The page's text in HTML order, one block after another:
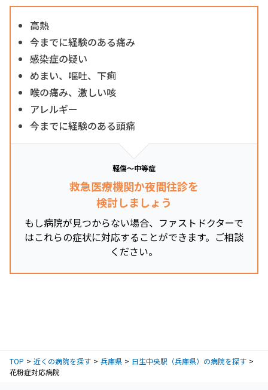
高熱
今までに経験のある痛み
感染症の疑い
めまい、嘔吐、下痢
喉の痛み、激しい咳
アレルギー
今までに経験のある頭痛
軽傷～中等症
救急医療機関か夜間往診を
検討しましょう
もし病院が見つからない場合、ファストドクターで
はこれらの症状に対応することができます。ご相談
ください。
TOP 近くの病院を探す 兵庫県
日生中央駅（兵庫県）の病院を探す
花粉症対応病院